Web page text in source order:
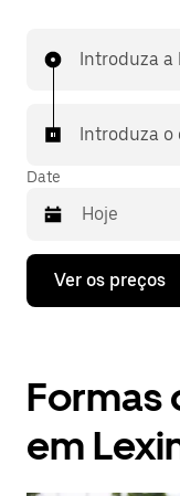
Introduza a
Introduza o
Date
Prima
tecla
interagir
com
calendário
Ver os preços
Formas
em